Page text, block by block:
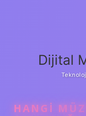
Dijital
HANGI